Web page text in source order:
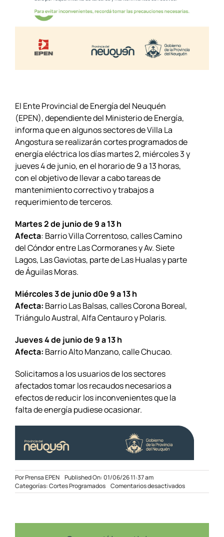
El Ente Provincial de Energía del Neuquén
(EPEN), dependiente del Ministerio de Energía,
informa que en algunos sectores de Villa La
Angostura se realizarán cortes programados de
energía eléctrica los días martes 2, miércoles 3 y
jueves 4 de junio, en el horario de 9 a 13 horas,
con el objetivo de llevar a cabo tareas de
mantenimiento correctivo y trabajos a
requerimiento de terceros.
Martes 2 de junio de 9 a 13 h
Afecta: Barrio Villa Correntoso, calles Camino
del Cóndor entre Las Cormoranes y Av. Siete
Lagos, Las Gaviotas, parte de Las Hualas y parte
de Águilas Moras.
Miércoles 3 de junio d0e 9 a 13 h
Afecta: Barrio Las Balsas, calles Corona Boreal,
Triángulo Austral, Alfa Centauro y Polaris.
Jueves 4 de juniode 9 a 13 h
Afecta: Barrio Alto Manzano, calle Chucao.
Solicitamos a los usuarios de los sectores
afectados tomar los recaudos necesarios a
efectos de reducir los inconvenientes que la
falta de energía pudiese ocasionar.
PorPrensa EPEN Published On: 01/06/26 11:37 am
Categorías:Cortes Programados Comentarios desactivadosen
Corte